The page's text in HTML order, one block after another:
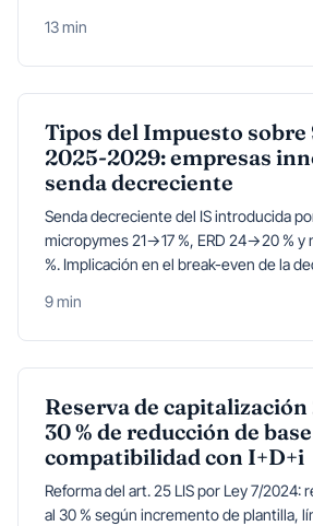
13 min
Tipos del Impuesto sobre
2025-2029: empresas
senda decreciente
Senda decreciente del IS introducida
micropymes 21→17 %, ERD 24→20 % y
%. Implicación en el break-even de la
9 min
Reserva de
30 % de reducción de
compatibilidad con I+D+i
Reforma del art. 25 LIS por Ley 7/2024:
al 30 % según incremento de plantilla,